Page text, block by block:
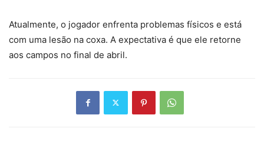
Atualmente, o jogador enfrenta problemas físicos e está
com uma lesão na coxa. A expectativa é que ele retorne
aos campos no final de abril.